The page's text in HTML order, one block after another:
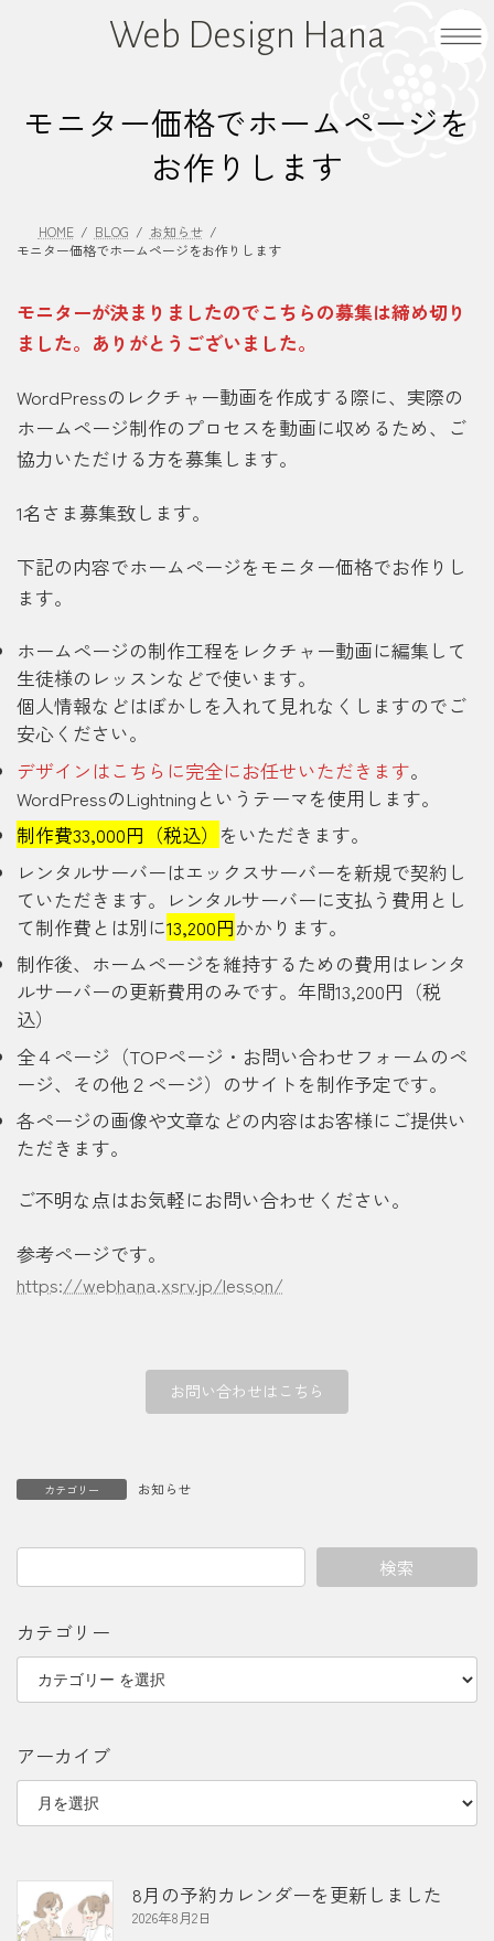
Web Design Hana
モニター価格でホームページを
お作りします
HOME BLOG
お知らせ
モニター価格でホームページをお作りします
モニターが決まりましたのでこちらの募集は締め切り
ました。ありがとうございました。
WordPressのレクチャー動画を作成する際に、実際の
ホームページ制作のプロセスを動画に収めるため、ご
協力いただける方を募集します。
1名さま募集致します。
下記の内容でホームページをモニター価格でお作りし
ます。
ホームページの制作工程をレクチャー動画に編集して
生徒様のレッスンなどで使います。
個人情報などはぼかしを入れて見れなくしますのでご
安心ください。
デザインはこちらに完全にお任せいただきます。
WordPressのLightningというテーマを使用します。
制作費33,000円（税込） をいただきます。
レンタルサーバーはエックスサーバーを新規で契約し
ていただきます。レンタルサーバーに支払う費用とし
て制作費とは別に13,200円かかります。
制作後、ホームページを維持するための費用はレンタ
ルサーバーの更新費用のみです。年間13,200円（税
込）
全４ページ（TOPページ・お問い合わせフォームのペ
ージ、その他２ページ）のサイトを制作予定です。
各ページの画像や文章などの内容はお客様にご提供い
ただきます。
ご不明な点はお気軽にお問い合わせください。
参考ページです。
https://webhana.xsrv.jp/lesson/
お問い合わせはこちら
カテゴリー お知らせ
検索
カテゴリー
アーカイブ
8月の予約カレンダーを更新しました
2026年8月2日